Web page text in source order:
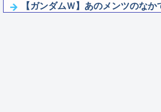
【ガンダムＷ】あのメンツのな